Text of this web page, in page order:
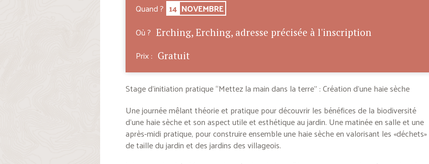
Quand ? 14 NOVEMBRE
Où ? Erching, Erching, adresse précisée à l'inscription
Prix : Gratuit
Stage d’initiation pratique “Mettez la main dans la terre” : Création d’une haie sèche
Une journée mêlant théorie et pratique pour découvrir les bénéfices de la biodiversité
d’une haie sèche et son aspect utile et esthétique au jardin. Une matinée en salle et une
après-midi pratique, pour construire ensemble une haie sèche en valorisant les «déchets»
de taille du jardin et des jardins des villageois.